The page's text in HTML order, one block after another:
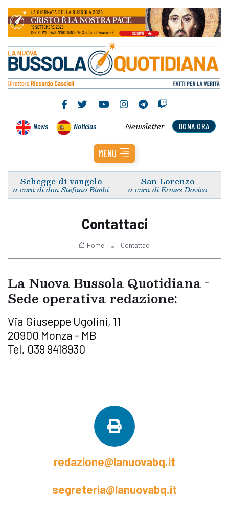
News Noticias DONA ORA
Newsletter
MENU
Schegge di vangelo
a cura di don Stefano Bimbi
San Lorenzo
a cura di Ermes Dovico
Contattaci
Home Contattaci
La Nuova Bussola Quotidiana -
Sede operativa redazione:
Via Giuseppe Ugolini, 11
20900 Monza - MB
Tel. 039 9418930
redazione@lanuovabq.it
segreteria@lanuovabq.it